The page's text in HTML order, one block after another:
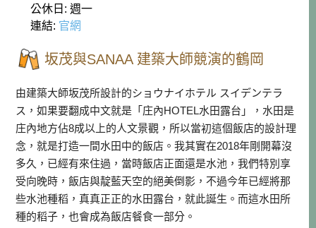
公休日: 週一
連結: 官網
坂茂與SANAA 建築大師競演的鶴岡
由建築大師坂茂所設計的ショウナイホテル スイデンテラ
ス，如果要翻成中文就是「庄內HOTEL水田露台」，水田是
庄內地方佔8成以上的人文景觀，所以當初這個飯店的設計理
念，就是打造一間水田中的飯店。我其實在2018年剛開幕沒
多久，已經有來住過，當時飯店正面還是水池，我們特別享
受向晚時，飯店與靛藍天空的絕美倒影，不過今年已經將那
些水池種稻，真真正正的水田露台，就此誕生。而這水田所
種的稻子，也會成為飯店餐食一部分。